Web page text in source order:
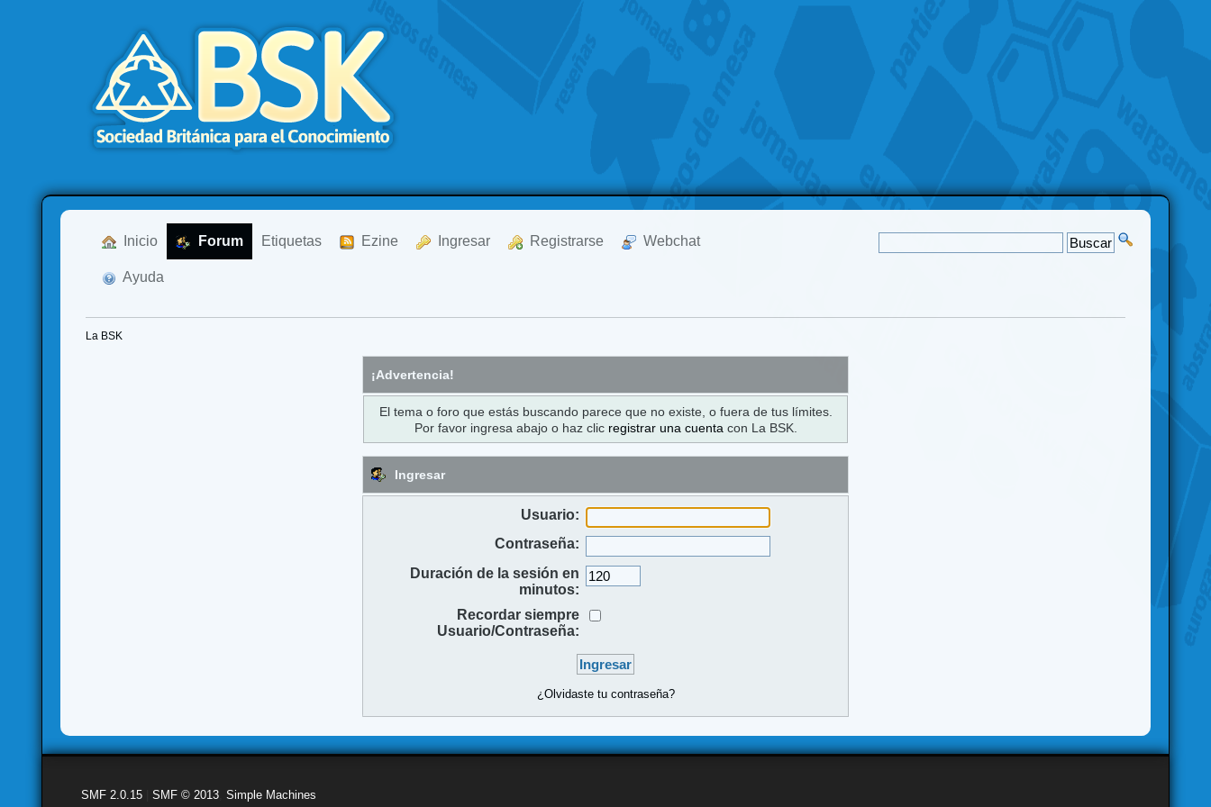
Inicio Forum Etiquetas Ezine Ingresar Registrarse Webchat
Ayuda
La BSK
¡Advertencia!
El tema o foro que estás buscando parece que no existe, o fuera de tus límites.
Por favor ingresa abajo o haz clic registrar una cuenta con La BSK.
Ingresar
Usuario:
Contraseña:
Duración de la sesión en
minutos:
Recordar siempre
Usuario/Contraseña:
¿Olvidaste tu contraseña?
SMF 2.0.15 |SMF © 2013 ,Simple Machines